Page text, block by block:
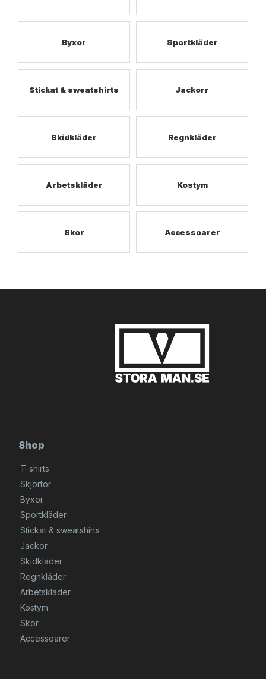
Byxor Sportkläder
Stickat & sweatshirts Jackorr
Skidkläder Regnkläder
Arbetskläder Kostym
Skor Accessoarer
Shop
T-shirts
Skjortor
Byxor
Sportkläder
Stickat & sweatshirts
Jackor
Skidkläder
Regnkläder
Arbetskläder
Kostym
Skor
Accessoarer